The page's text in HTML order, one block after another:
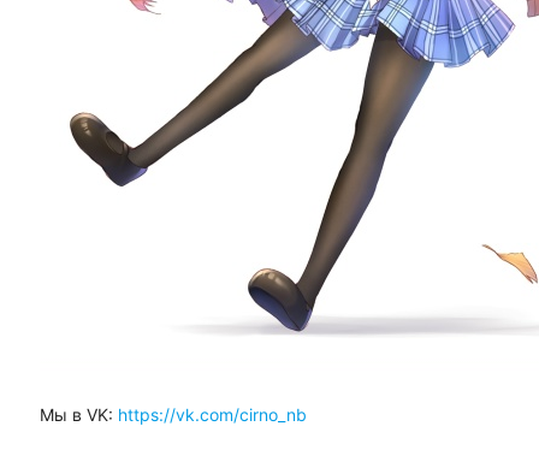
Мы в VK: https://vk.com/cirno_nb